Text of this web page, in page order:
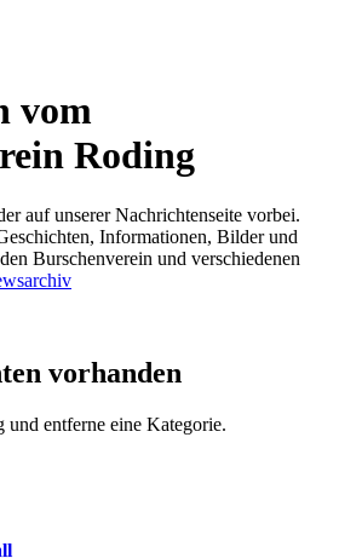
vom
Roding
auf unserer Nachrichtenseite vorbei.
Informationen, Bilder und
Burschenverein und verschiedenen
vorhanden
entferne eine Kategorie.